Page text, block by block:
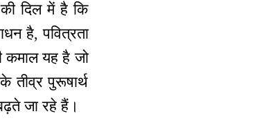
दिल में है कि
है, पवित्रता
कमाल यह है जो
पुरूषार्थ
जा रहे हैं।